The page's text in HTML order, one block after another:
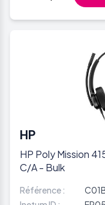
HP
HP Poly Mission
C/A - Bulk
Référence :